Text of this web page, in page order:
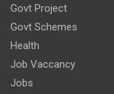
Govt Project
Govt Schemes
Health
Job Vaccancy
Jobs